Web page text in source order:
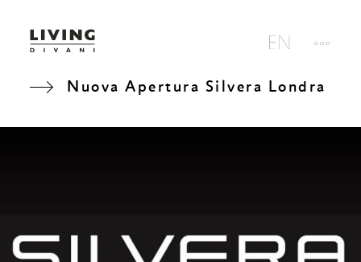
Nuova Apertura Silvera Londra